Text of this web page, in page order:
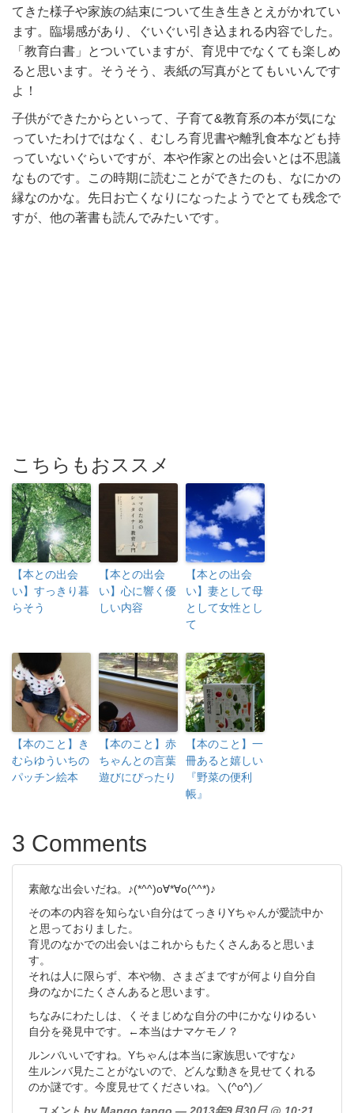
てきた様子や家族の結束について生き生きとえがかれてい
ます。臨場感があり、ぐいぐい引き込まれる内容でした。
「教育白書」とついていますが、育児中でなくても楽しめ
ると思います。そうそう、表紙の写真がとてもいいんです
よ！
子供ができたからといって、子育て&教育系の本が気にな
っていたわけではなく、むしろ育児書や離乳食本なども持
っていないぐらいですが、本や作家との出会いとは不思議
なものです。この時期に読むことができたのも、なにかの
縁なのかな。先日お亡くなりになったようでとても残念で
すが、他の著書も読んでみたいです。
こちらもおススメ
【本との出会
い】すっきり暮
らそう
【本との出会
い】心に響く優
しい内容
【本との出会
い】妻として母
として女性とし
て
【本のこと】き
むらゆういちの
パッチン絵本
【本のこと】赤
ちゃんとの言葉
遊びにぴったり
【本のこと】一
冊あると嬉しい
『野菜の便利
帳』
3 Comments
素敵な出会いだね。♪(*^^)o∀*∀o(^^*)♪
その本の内容を知らない自分はてっきりYちゃんが愛読中か
と思っておりました。
育児のなかでの出会いはこれからもたくさんあると思いま
す。
それは人に限らず、本や物、さまざまですが何より自分自
身のなかにたくさんあると思います。
ちなみにわたしは、くそまじめな自分の中にかなりゆるい
自分を発見中です。←本当はナマケモノ？
ルンバいいですね。Yちゃんは本当に家族思いですな♪
生ルンバ見たことがないので、どんな動きを見せてくれる
のか謎です。今度見せてくださいね。＼(^o^)／